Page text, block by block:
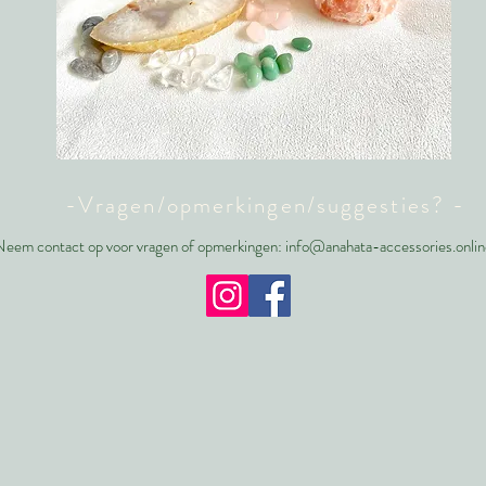
-Vragen/opmerkingen/suggesties? -
contact op voor vragen of opmerkingen: info@anahata-